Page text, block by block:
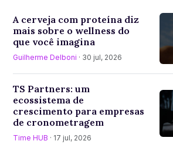
A cerveja com proteína diz
mais sobre o wellness do
que você imagina
Guilherme Delboni · 30 jul, 2026
TS Partners: um
ecossistema de
crescimento para empresas
de cronometragem
Time HUB · 17 jul, 2026